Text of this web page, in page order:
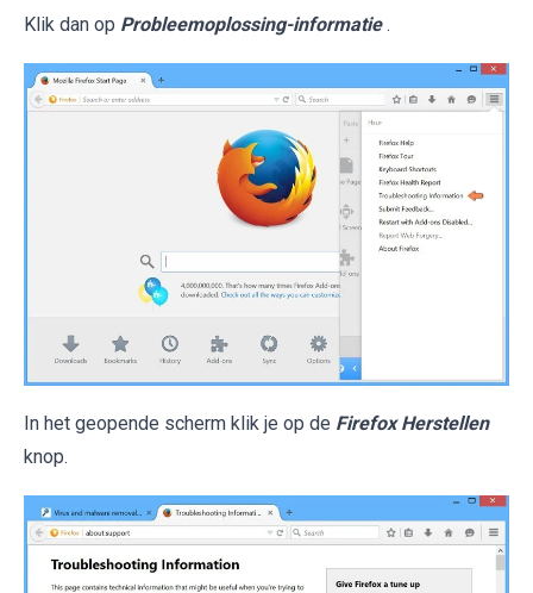
Klik dan op Probleemoplossing-informatie .
In het geopende scherm klik je op de Firefox Herstellen
knop.